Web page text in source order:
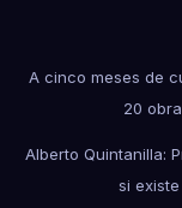
A cinco meses de
20
Alberto Quintanilla:
si